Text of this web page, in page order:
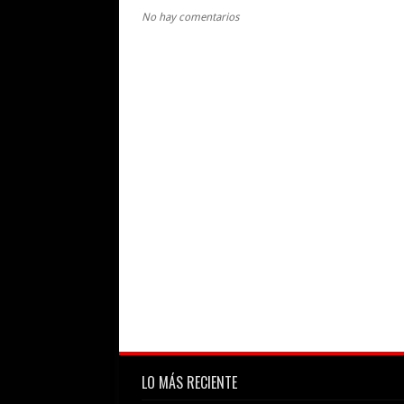
No hay comentarios
LO MÁS RECIENTE